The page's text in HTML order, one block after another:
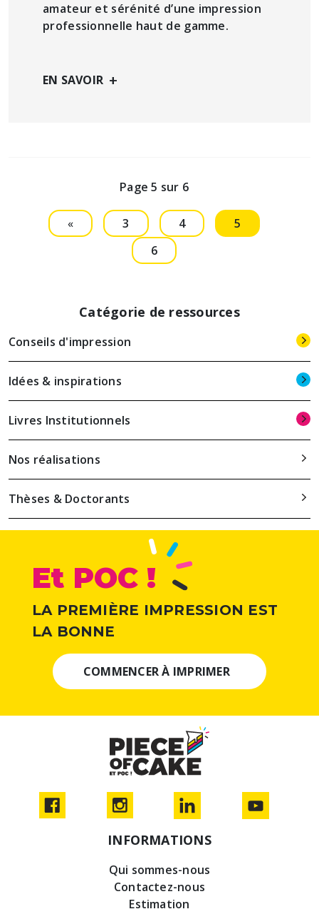
amateur et sérénité d’une impression
professionnelle haut de gamme.
EN SAVOIR +
Page 5 sur 6
« 3 4
5
6
Catégorie de ressources
Conseils d'impression
Idées & inspirations
Livres Institutionnels
Nos réalisations
Thèses & Doctorants
Et POC !
LA PREMIÈRE IMPRESSION EST
LA BONNE
COMMENCER À IMPRIMER
INFORMATIONS
Qui sommes-nous
Contactez-nous
Estimation